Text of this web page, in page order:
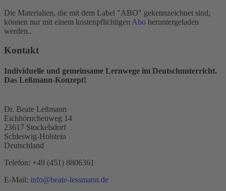
Die Materialien, die mit dem Label "ABO" gekennzeichnet sind,
können nur mit einem kostenpflichtigen Abo heruntergeladen
werden..
Kontakt
Individuelle und gemeinsame Lernwege im Deutschunterricht.
Das Leßmann-Konzept!
Dr. Beate Leßmann
Eichhörnchenweg 14
23617 Stockelsdorf
Schleswig-Holstein
Deutschland
Telefon: +49 (451) 8806361
E-Mail: info@beate-lessmann.de